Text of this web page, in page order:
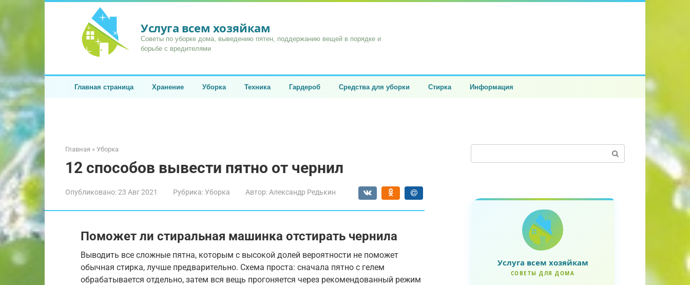
Услуга всем хозяйкам
Советы по уборке дома, выведению пятен, поддержанию вещей в порядке и
борьбе с вредителями
Главная страница Хранение Уборка Техника Гардероб Средства для уборки Стирка Информация
Главная » Уборка
12 способов вывести пятно от чернил
Опубликовано:23 Авг 2021 Рубрика:Уборка Автор: Александр Редькин
Поможет ли стиральная машинка отстирать чернила
Выводить все сложные пятна, которым с высокой долей вероятности не поможет
обычная стирка, лучше предварительно. Схема проста: сначала пятно с гелем
обрабатывается отдельно, затем вся вещь прогоняется через рекомендованный режим
Услуга всем хозяйкам
СОВЕТЫ ДЛЯ ДОМА